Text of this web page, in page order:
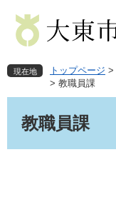
先
で
を
ば
現在地 トップページ >
> 教職員課
教職員課